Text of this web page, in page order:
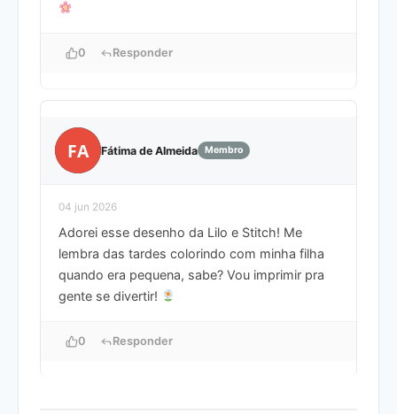
0 Responder
FA Fátima de Almeida Membro
04 jun 2026
Adorei esse desenho da Lilo e Stitch! Me
lembra das tardes colorindo com minha filha
quando era pequena, sabe? Vou imprimir pra
gente se divertir!
0 Responder